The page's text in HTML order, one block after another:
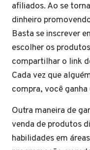
afiliados. Ao se
dinheiro
Basta se inscrever
escolher os
compartilhar o link
Cada vez que
compra, você
Outra maneira de
venda de produtos
habilidades em